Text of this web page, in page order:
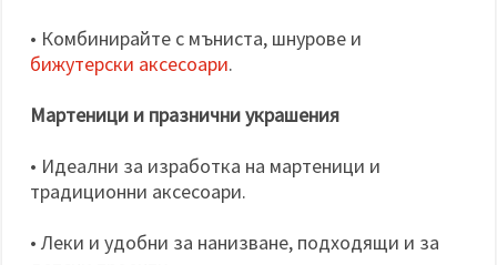
• Комбинирайте с мъниста, шнурове и
бижутерски аксесоари.
Мартеници и празнични украшения
• Идеални за изработка на мартеници и
традиционни аксесоари.
• Леки и удобни за нанизване, подходящи и за